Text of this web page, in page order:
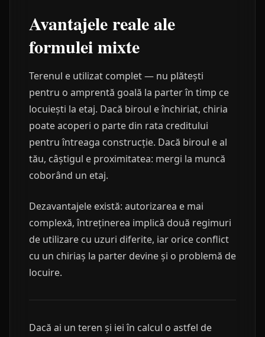
Avantajele reale ale
formulei mixte
Terenul e utilizat complet — nu plătești
pentru o amprentă goală la parter în timp ce
locuiești la etaj. Dacă biroul e închiriat, chiria
poate acoperi o parte din rata creditului
pentru întreaga construcție. Dacă biroul e al
tău, câștigul e proximitatea: mergi la muncă
coborând un etaj.
Dezavantajele există: autorizarea e mai
complexă, întreținerea implică două regimuri
de utilizare cu uzuri diferite, iar orice conflict
cu un chiriaș la parter devine și o problemă de
locuire.
Dacă ai un teren și iei în calcul o astfel de